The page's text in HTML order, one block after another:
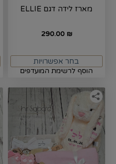
מארז לידה דגם ELLIE
290.00 ₪
בחר אפשרויות
הוסף לרשימת המועדפים